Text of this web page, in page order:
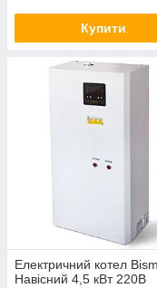
Купити
Електричний котел
Навісний 4,5 кВт 220В